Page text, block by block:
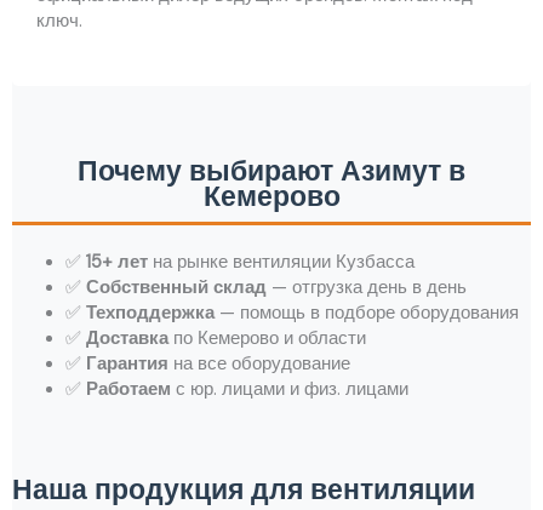
ключ.
Почему выбирают Азимут в
Кемерово
✅ 15+ летна рынке вентиляции Кузбасса
✅ Собственный склад— отгрузка день в день
✅ Техподдержка— помощь в подборе оборудования
✅ Доставкапо Кемерово и области
✅ Гарантия на все оборудование
✅ Работаем с юр. лицами и физ. лицами
Наша продукция для вентиляции